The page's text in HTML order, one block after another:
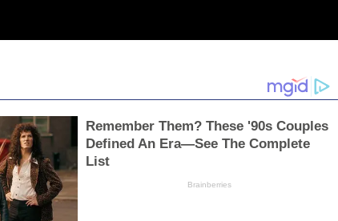
Remember Them? These '90s Couples
Defined An Era—See The Complete
List
Brainberries